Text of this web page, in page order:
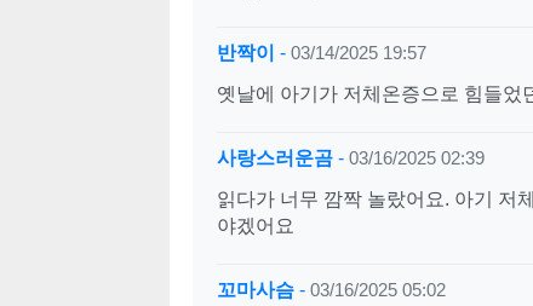
반짝이 - 03/14/2025 19:57
옛날에 아기가 저체온증으로 힘들었
사랑스러운곰- 03/16/2025 02:39
읽다가 너무 깜짝 놀랐어요. 아기 저
야겠어요
꼬마사슴- 03/16/2025 05:02